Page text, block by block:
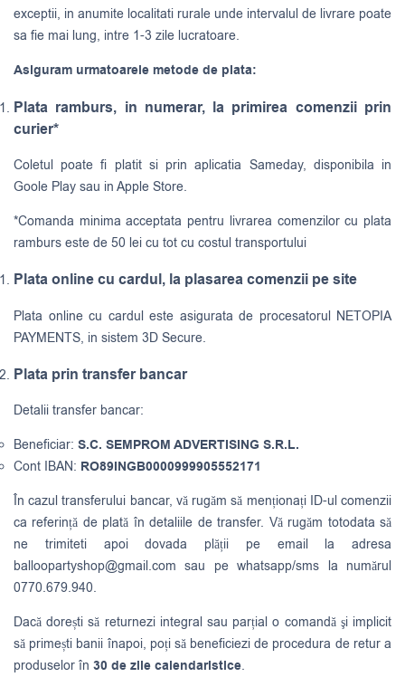
exceptii, in anumite localitati rurale unde intervalul de livrare poate
sa fie mai lung, intre 1-3 zile lucratoare.
Asiguram urmatoarele metode de plata:
Plata ramburs, in numerar, la primirea comenzii prin
curier*
Coletul poate fi platit si prin aplicatia Sameday, disponibila in
Goole Play sau in Apple Store.
*Comanda minima acceptata pentru livrarea comenzilor cu plata
ramburs este de 50 lei cu tot cu costul transportului
Plata online cu cardul, la plasarea comenzii pe site
Plata online cu cardul este asigurata de procesatorul NETOPIA
PAYMENTS, in sistem 3D Secure.
Plata prin transfer bancar
Detalii transfer bancar:
Beneficiar: S.C. SEMPROM ADVERTISING S.R.L.
Cont IBAN: RO89INGB0000999905552171
În cazul transferului bancar, vă rugăm să menționați ID-ul comenzii
ca referință de plată în detaliile de transfer. Vă rugăm totodata să
ne trimiteti apoi dovada plății pe email la adresa
balloopartyshop@gmail.com sau pe whatsapp/sms la numărul
0770.679.940.
Dacă dorești să returnezi integral sau parțial o comandă şi implicit
să primești banii înapoi, poți să beneficiezi de procedura de retur a
produselor în 30 de zile calendaristice.